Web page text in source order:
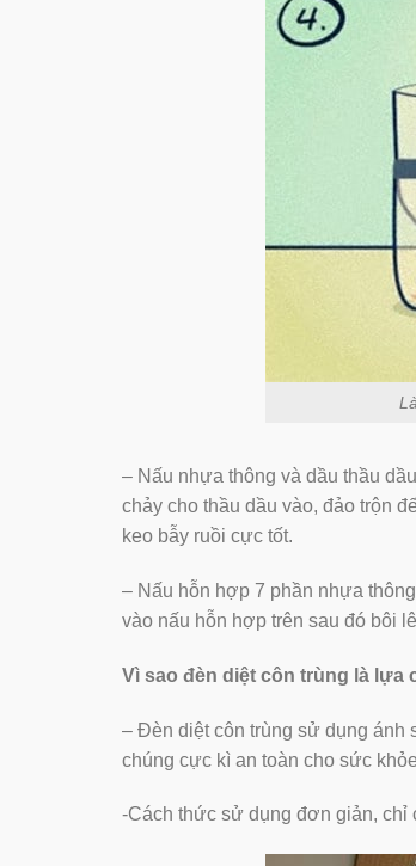
– Nấu nhựa thông và dầu thầu
chảy cho thầu dầu vào, đảo trộn
keo bẫy ruồi cực tốt.
– Nấu hỗn hợp 7 phần nhựa
vào nấu hỗn hợp trên sau đó bôi
Vì sao đèn diệt côn trùng là lựa
– Đèn diệt côn trùng sử dụng ánh
chúng cực kì an toàn cho sức
-Cách thức sử dụng đơn giản, chỉ